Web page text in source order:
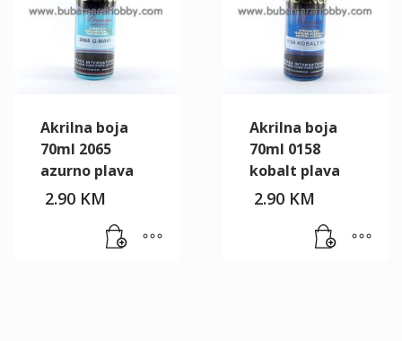
Akrilna boja
70ml 2065
azurno plava
2.90 KM
Akrilna boja
70ml 0158
kobalt plava
2.90 KM